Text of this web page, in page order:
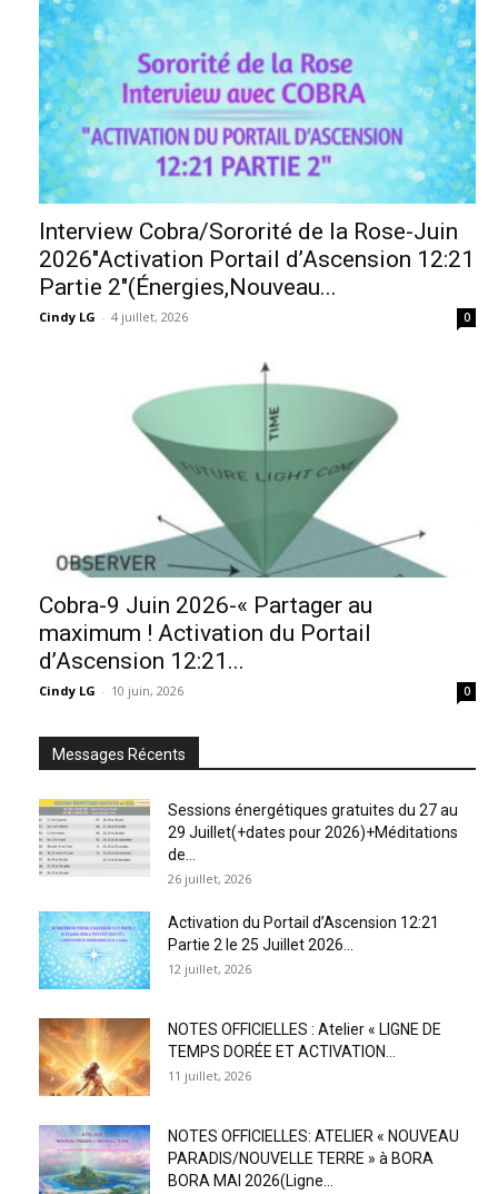
Interview Cobra/Sororité de la Rose-Juin
2026″Activation Portail d’Ascension 12:21
Partie 2″(Énergies,Nouveau...
Cindy LG - 4 juillet, 2026 0
Cobra-9 Juin 2026-« Partager au
maximum ! Activation du Portail
d’Ascension 12:21...
Cindy LG - 10 juin, 2026 0
Messages Récents
Sessions énergétiques gratuites du 27 au
29 Juillet(+dates pour 2026)+Méditations
de...
26 juillet, 2026
Activation du Portail d’Ascension 12:21
Partie 2 le 25 Juillet 2026...
12 juillet, 2026
NOTES OFFICIELLES : Atelier « LIGNE DE
TEMPS DORÉE ET ACTIVATION...
11 juillet, 2026
NOTES OFFICIELLES: ATELIER « NOUVEAU
PARADIS/NOUVELLE TERRE » à BORA
BORA MAI 2026(Ligne...